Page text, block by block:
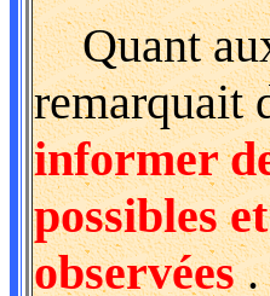
Quant
remarquait
informer
possibles
observées.